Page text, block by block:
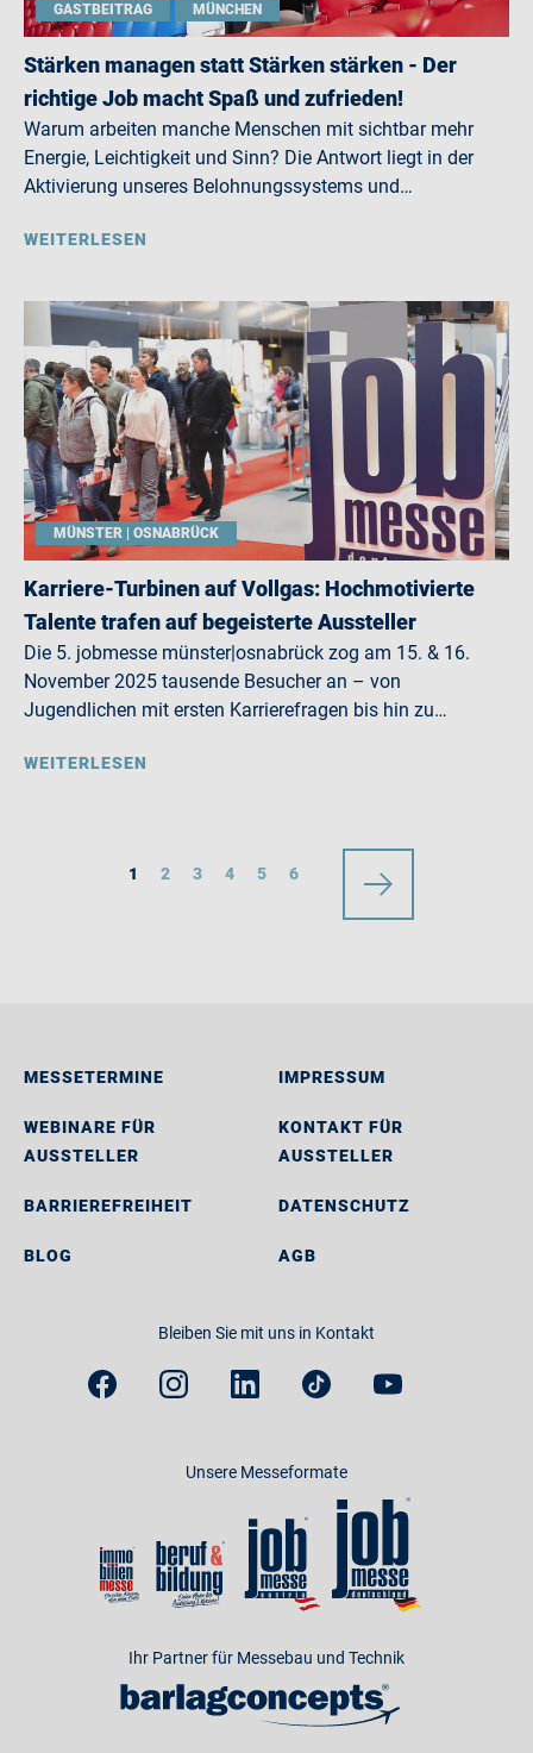
GASTBEITRAG MÜNCHEN
Stärken managen statt Stärken stärken - Der
richtige Job macht Spaß und zufrieden!
Warum arbeiten manche Menschen mit sichtbar mehr
Energie, Leichtigkeit und Sinn? Die Antwort liegt in der
Aktivierung unseres Belohnungssystems und…
WEITERLESEN
MÜNSTER | OSNABRÜCK
Karriere-Turbinen auf Vollgas: Hochmotivierte
Talente trafen auf begeisterte Aussteller
Die 5. jobmesse münster|osnabrück zog am 15. & 16.
November 2025 tausende Besucher an – von
Jugendlichen mit ersten Karrierefragen bis hin zu…
WEITERLESEN
1 2 3 4 5 6
MESSETERMINE
WEBINARE FÜR
AUSSTELLER
BARRIEREFREIHEIT
BLOG
IMPRESSUM
KONTAKT FÜR
AUSSTELLER
DATENSCHUTZ
AGB
Bleiben Sie mit uns in Kontakt
Unsere Messeformate
Ihr Partner für Messebau und Technik